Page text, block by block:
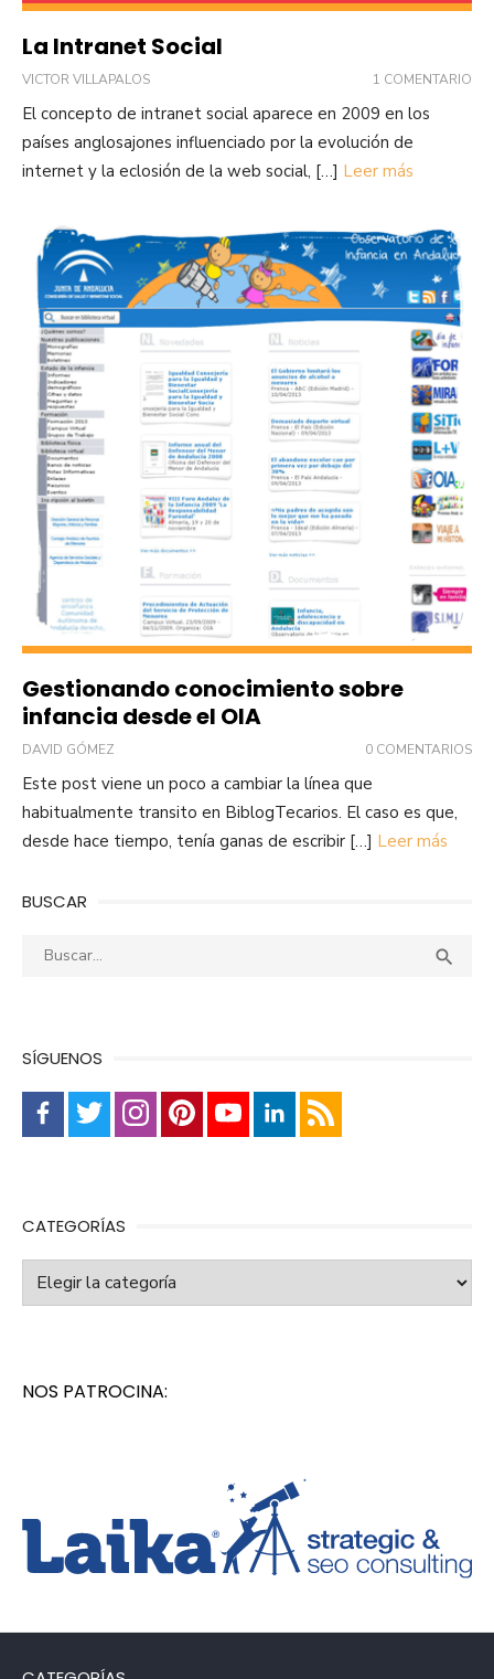
La Intranet Social
VICTOR VILLAPALOS 1 COMENTARIO
El concepto de intranet social aparece en 2009 en los
países anglosajones influenciado por la evolución de
internet y la eclosión de la web social, […] Leer más
Gestionando conocimiento sobre
infancia desde el OIA
DAVID GÓMEZ 0 COMENTARIOS
Este post viene un poco a cambiar la línea que
habitualmente transito en BiblogTecarios. El caso es que,
desde hace tiempo, tenía ganas de escribir […] Leer más
BUSCAR
Buscar: 
SÍGUENOS
CATEGORÍAS
Categorías
NOS PATROCINA: